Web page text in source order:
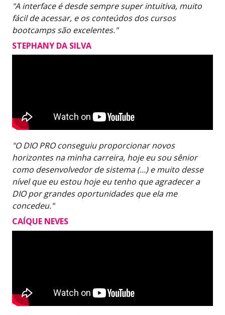
"A interface é desde sempre super intuitiva, muito
fácil de acessar, e os conteúdos dos cursos
bootcamps são excelentes."
STEPHANY DA SILVA
"O DIO PRO conseguiu proporcionar novos
horizontes na minha carreira, hoje eu sou sênior
como desenvolvedor de sistema (…) e muito desse
nível que eu estou hoje eu tenho que agradecer a
DIO por grandes oportunidades que ela me
concedeu."
CAÍQUE NEVES